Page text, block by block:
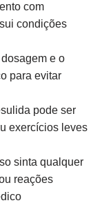
com
condições
e o
para evitar
pode ser
exercícios leves
sinta qualquer
reações